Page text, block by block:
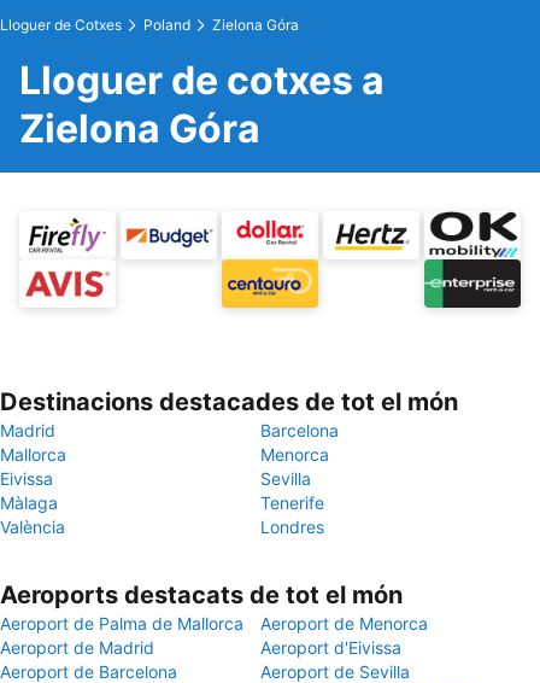
Lloguer de Cotxes Poland Zielona Góra
Lloguer de cotxes a
Zielona Góra
Destinacions destacades de tot el món
Madrid
Barcelona
Mallorca
Menorca
Eivissa
Sevilla
Màlaga
Tenerife
València
Londres
Aeroports destacats de tot el món
Aeroport de Palma de Mallorca
Aeroport de Menorca
Aeroport de Madrid
Aeroport d'Eivissa
Aeroport de Barcelona
Aeroport de Sevilla